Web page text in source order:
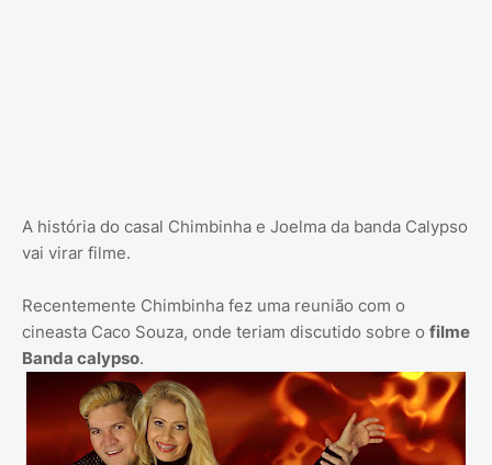
A história do casal Chimbinha e Joelma da banda Calypso
vai virar filme.
Recentemente Chimbinha fez uma reunião com o
cineasta Caco Souza, onde teriam discutido sobre o filme
Banda calypso.